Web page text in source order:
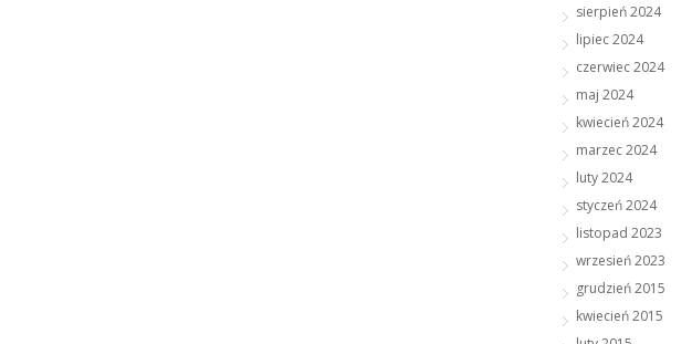
sierpień 2024
lipiec 2024
czerwiec 2024
maj 2024
kwiecień 2024
marzec 2024
luty 2024
styczeń 2024
listopad 2023
wrzesień 2023
grudzień 2015
kwiecień 2015